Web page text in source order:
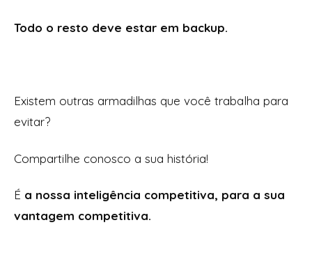
Todo o resto deve estar em backup.
Existem outras armadilhas que você trabalha para
evitar?
Compartilhe conosco a sua história!
É a nossa inteligência competitiva, para a sua
vantagem competitiva.